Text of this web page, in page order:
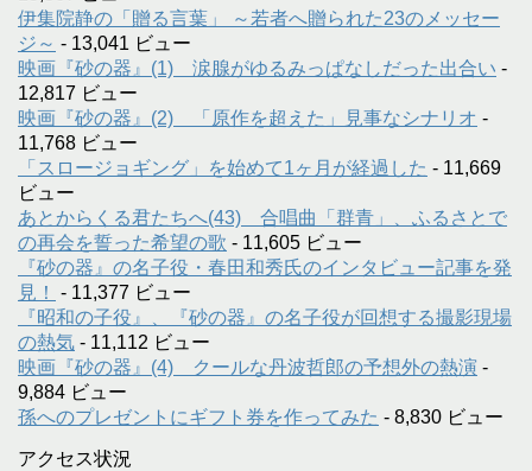
伊集院静の「贈る言葉」 ～若者へ贈られた23のメッセー
ジ～ - 13,041 ビュー
映画『砂の器』(1) 涙腺がゆるみっぱなしだった出合い -
12,817 ビュー
映画『砂の器』(2) 「原作を超えた」見事なシナリオ -
11,768 ビュー
「スロージョギング」を始めて1ヶ月が経過した - 11,669
ビュー
あとからくる君たちへ(43) 合唱曲「群青」、ふるさとで
の再会を誓った希望の歌 - 11,605 ビュー
『砂の器』の名子役・春田和秀氏のインタビュー記事を発
見！
- 11,377 ビュー
『昭和の子役』、『砂の器』の名子役が回想する撮影現場
の熱気 - 11,112 ビュー
映画『砂の器』(4) クールな丹波哲郎の予想外の熱演 -
9,884 ビュー
孫へのプレゼントにギフト券を作ってみた - 8,830 ビュー
アクセス状況